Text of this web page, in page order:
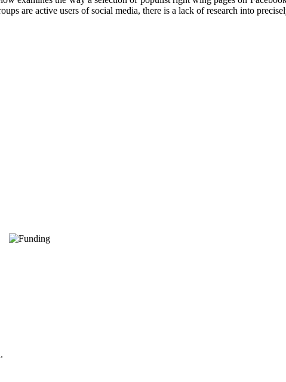
are active users of social media, there is a lack of research into